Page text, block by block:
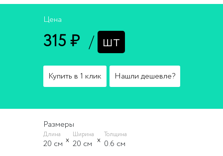
Цена
315 ₽ / шт
Купить в 1 клик Нашли дешевле?
Размеры
Длина
20 cм
Ширина
20 cм
Толщина
0.6 cм